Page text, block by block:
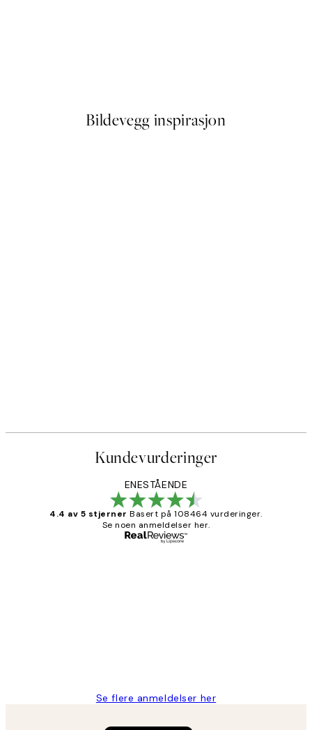
Bildevegg inspirasjon
Kundevurderinger
ENESTÅENDE
4.4 av 5 stjerner Basert på 108464 vurderinger.
Se noen anmeldelser her.
Se flere anmeldelser her